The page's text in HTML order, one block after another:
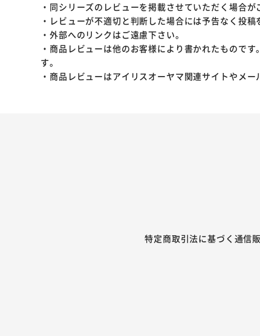
・同シリーズのレビューを掲載させていただく場合が
・レビューが不適切と判断した場合には予告なく投稿
・外部へのリンクはご遠慮下さい。
・商品レビューは他のお客様により書かれたもので
す。
・商品レビューはアイリスオーヤマ関連サイトやメ
特定商取引法に基づく通信